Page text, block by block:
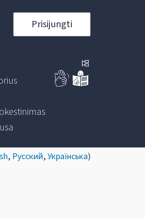
Prisijungti
, Русский,Українська)